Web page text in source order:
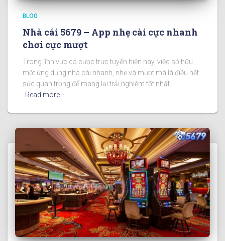
BLOG
Nhà cái 5679 – App nhẹ cài cực nhanh
chơi cực mượt
Trong lĩnh vực cá cược trực tuyến hiện nay, việc sở hữu
một ứng dụng nhà cái nhanh, nhẹ và mượt mà là điều hết
sức quan trọng để mang lại trải nghiệm tốt nhất
Read more…